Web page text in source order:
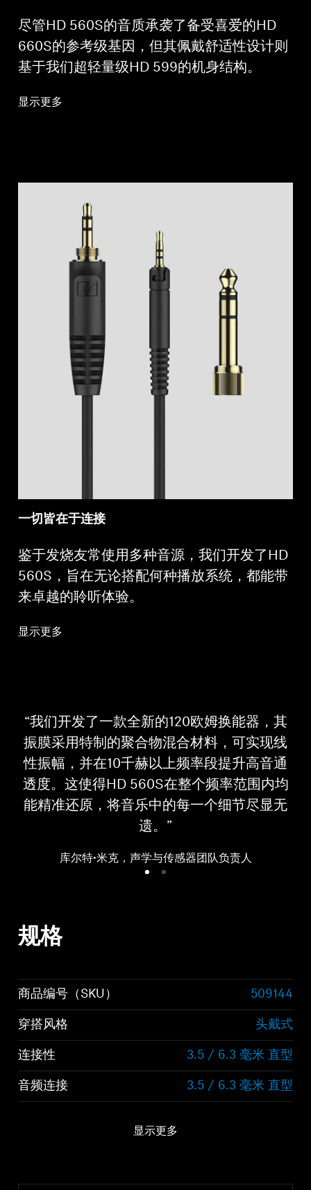
尽管HD 560S的音质承袭了备受喜爱的HD
660S的参考级基因，但其佩戴舒适性设计则
基于我们超轻量级HD 599的机身结构。
显示更多
一切皆在于连接
鉴于发烧友常使用多种音源，我们开发了HD
560S，旨在无论搭配何种播放系统，都能带
来卓越的聆听体验。
显示更多
“我们开发了一款全新的120欧姆换能器，其
振膜采用特制的聚合物混合材料，可实现线
性振幅，并在10千赫以上频率段提升高音通
透度。这使得HD 560S在整个频率范围内均
能精准还原，将音乐中的每一个细节尽显无
遗。”
库尔特·米克，声学与传感器团队负责人
规格
商品编号（SKU） 509144
穿搭风格 头戴式
连接性 3.5 / 6.3 毫米 直型
音频连接 3.5 / 6.3 毫米 直型
显示更多